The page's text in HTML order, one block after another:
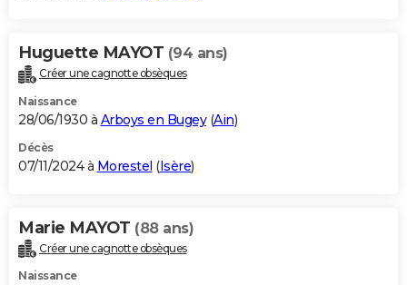
Huguette MAYOT (94 ans)
Créer une cagnotte obsèques
Naissance
28/06/1930 à Arboys en Bugey(Ain)
Décès
07/11/2024 à Morestel (Isère)
Marie MAYOT (88 ans)
Créer une cagnotte obsèques
Naissance